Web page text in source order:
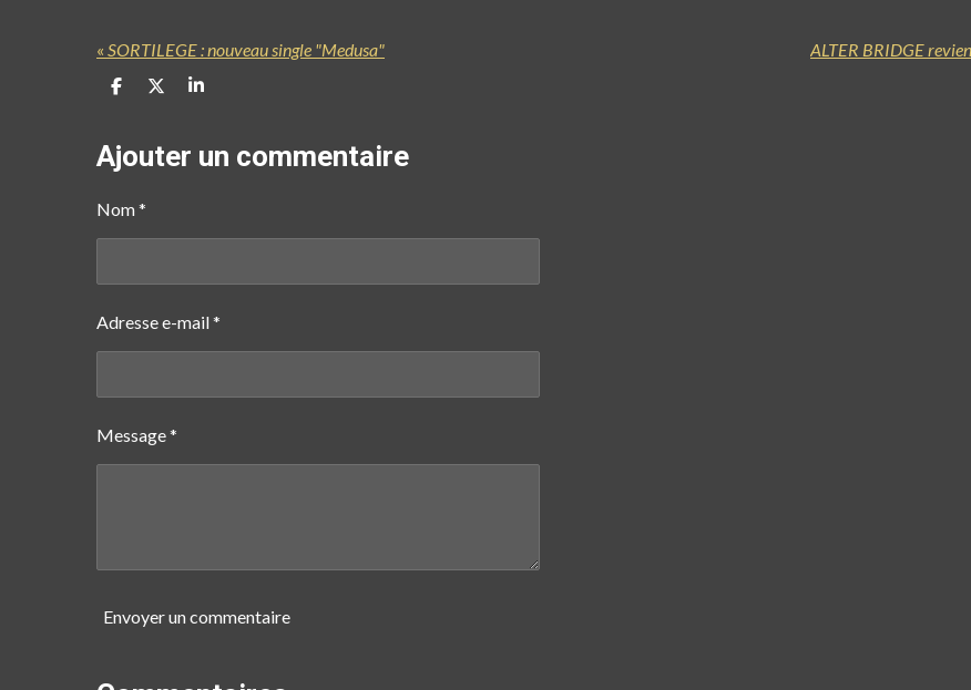
« SORTILEGE : nouveau single "Medusa"
P
t
a
r
P
t
a
P
a
Ajouter un commentaire
Nom *
Adresse e-mail *
Message *
Envoyer un commentaire